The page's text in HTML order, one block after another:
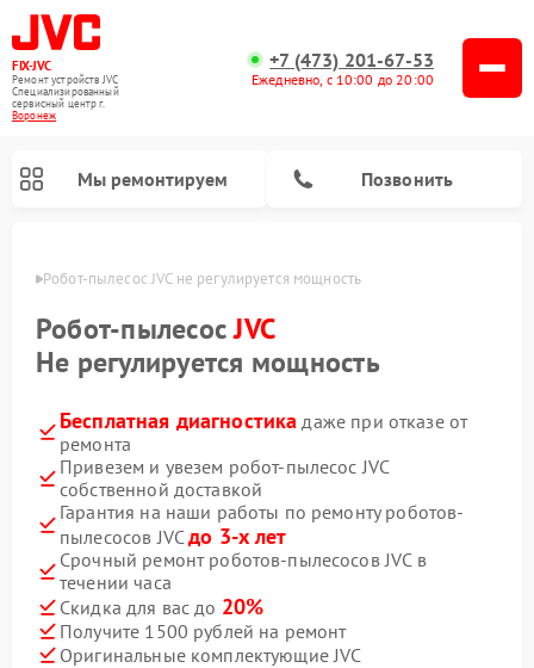
FIX-JVC
Ремонт устройств JVC
Специализированный
cервисный центр г.
Воронеж
+7 (473) 201-67-53
Ежедневно, с 10:00 до 20:00
Мы ремонтируем Позвонить
Робот-пылесос JVC не регулируется мощность
Робот-пылесосJVC
Не регулируется мощность
Бесплатная диагностика даже при отказе от
ремонта
Привезем и увезем робот-пылесос JVC
собственной доставкой
Гарантия на наши работы по ремонту роботов-
пылесосов JVCдо 3-х лет
Срочный ремонт роботов-пылесосов JVC в
течении часа
Скидка для вас до 20%
Получите 1500 рублей на ремонт
Оригинальные комплектующие JVC